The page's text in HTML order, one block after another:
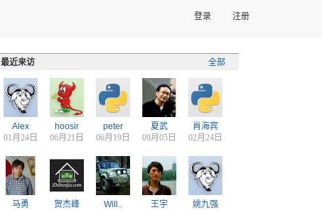
登录 注册
全部
最近来访
Alex
01月24日
hoosir
06月21日
peter
06月19日
夏武
09月05日
肖海宾
02月24日
马勇
贺杰峰
Will..
王宇
姚九强